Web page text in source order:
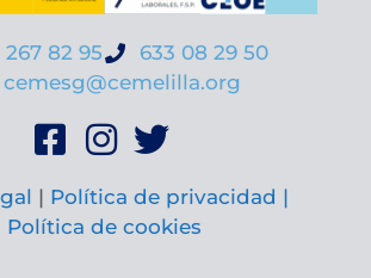
267 82 95
633 08 29 50
cemesg@cemelilla.org
| Política de privacidad |
Política de cookies